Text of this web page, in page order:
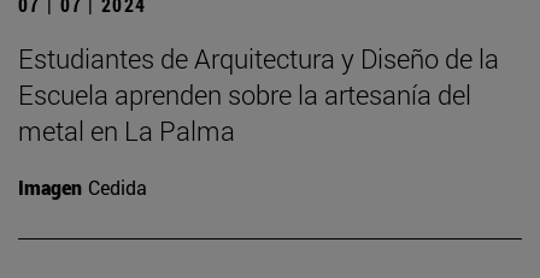
Estudiantes de Arquitectura y Diseño de la
Escuela aprenden sobre la artesanía del
metal en La Palma
Imagen Cedida